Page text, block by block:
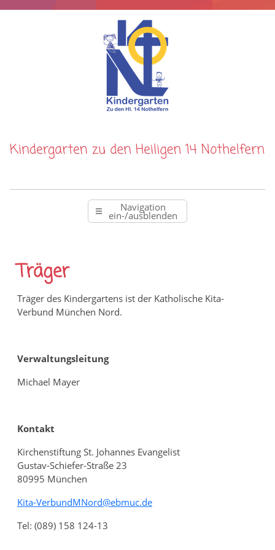
Navigation
ein-/ausblenden
Träger
Träger des Kindergartens ist der Katholische Kita-
Verbund München Nord.
Verwaltungsleitung
Michael Mayer
Kontakt
Kirchenstiftung St. Johannes Evangelist
Gustav-Schiefer-Straße 23
80995 München
Kita-VerbundMNord
ebmuc de
Tel: (089) 158 124-13